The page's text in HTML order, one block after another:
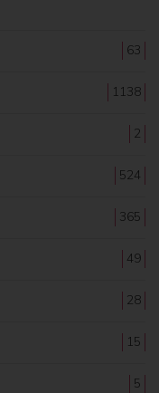
63
1138
2
524
365
49
28
15
5